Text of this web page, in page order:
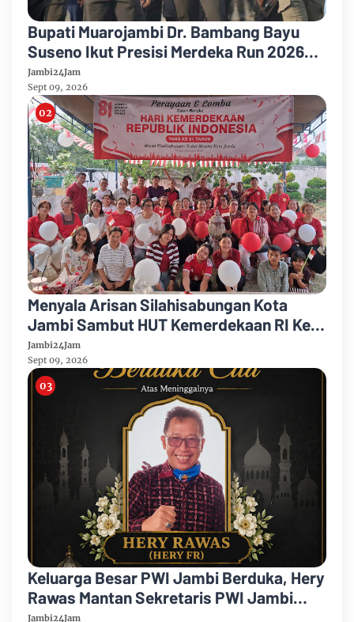
Bupati Muarojambi Dr. Bambang Bayu
Suseno Ikut Presisi Merdeka Run 2026
Ajak Warga Hidup Sehat
Jambi24Jam
Sept 09, 2026
Menyala Arisan Silahisabungan Kota
Jambi Sambut HUT Kemerdekaan RI Ke
81 Gelar Berbagai Kegiatan
Jambi24Jam
Sept 09, 2026
Keluarga Besar PWI Jambi Berduka, Hery
Rawas Mantan Sekretaris PWI Jambi
Tutup Usia
Jambi24Jam